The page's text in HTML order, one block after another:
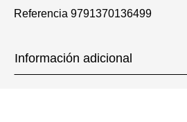
Referencia 9791370136499
Información adicional